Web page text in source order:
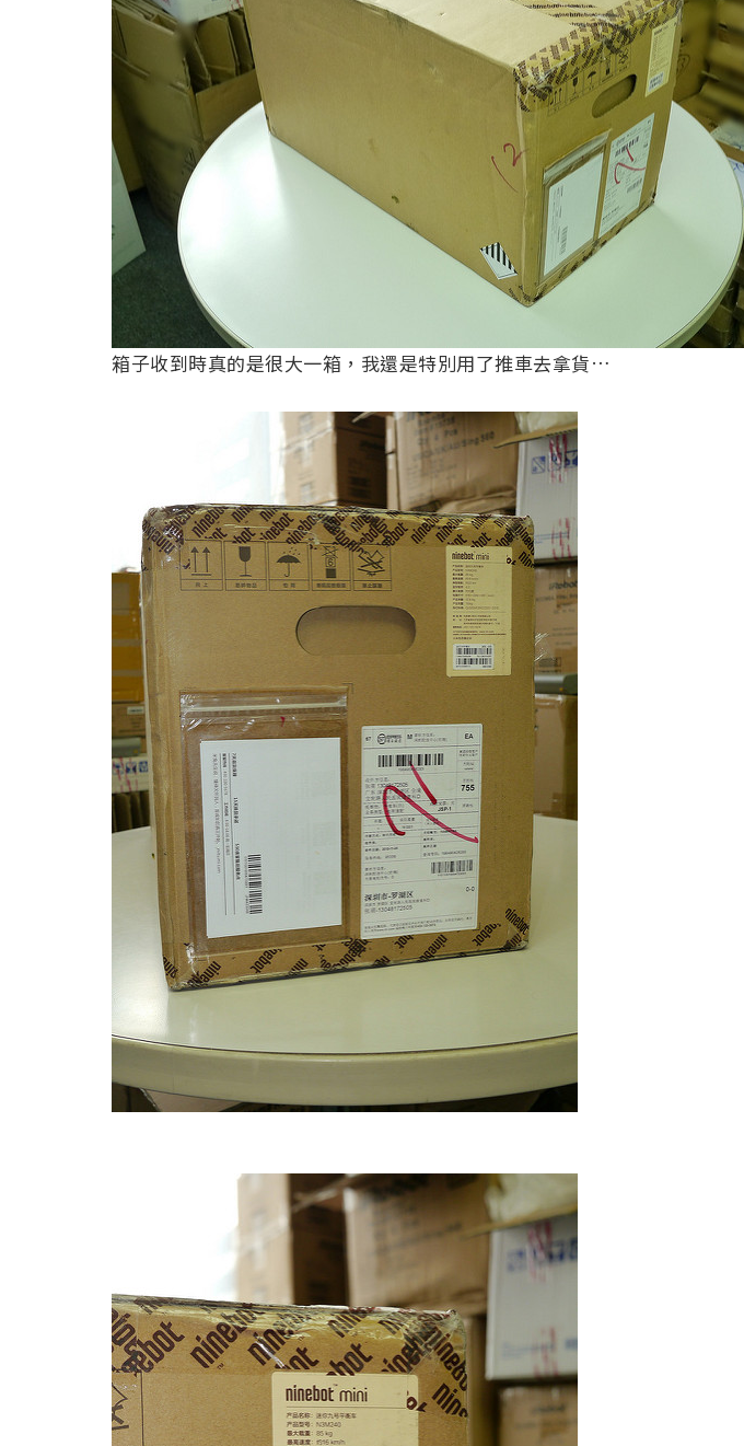
箱子收到時真的是很大一箱，我還是特別用了推車去拿貨…